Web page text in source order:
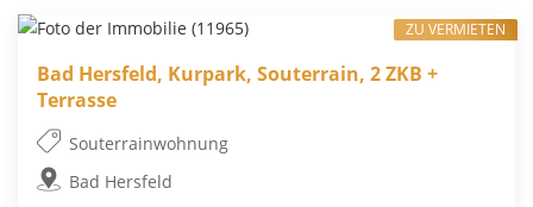
Bad Hersfeld, Kurpark, Souterrain, 2 ZKB +
Terrasse
Souterrainwohnung
Bad Hersfeld
ZU VERMIETEN